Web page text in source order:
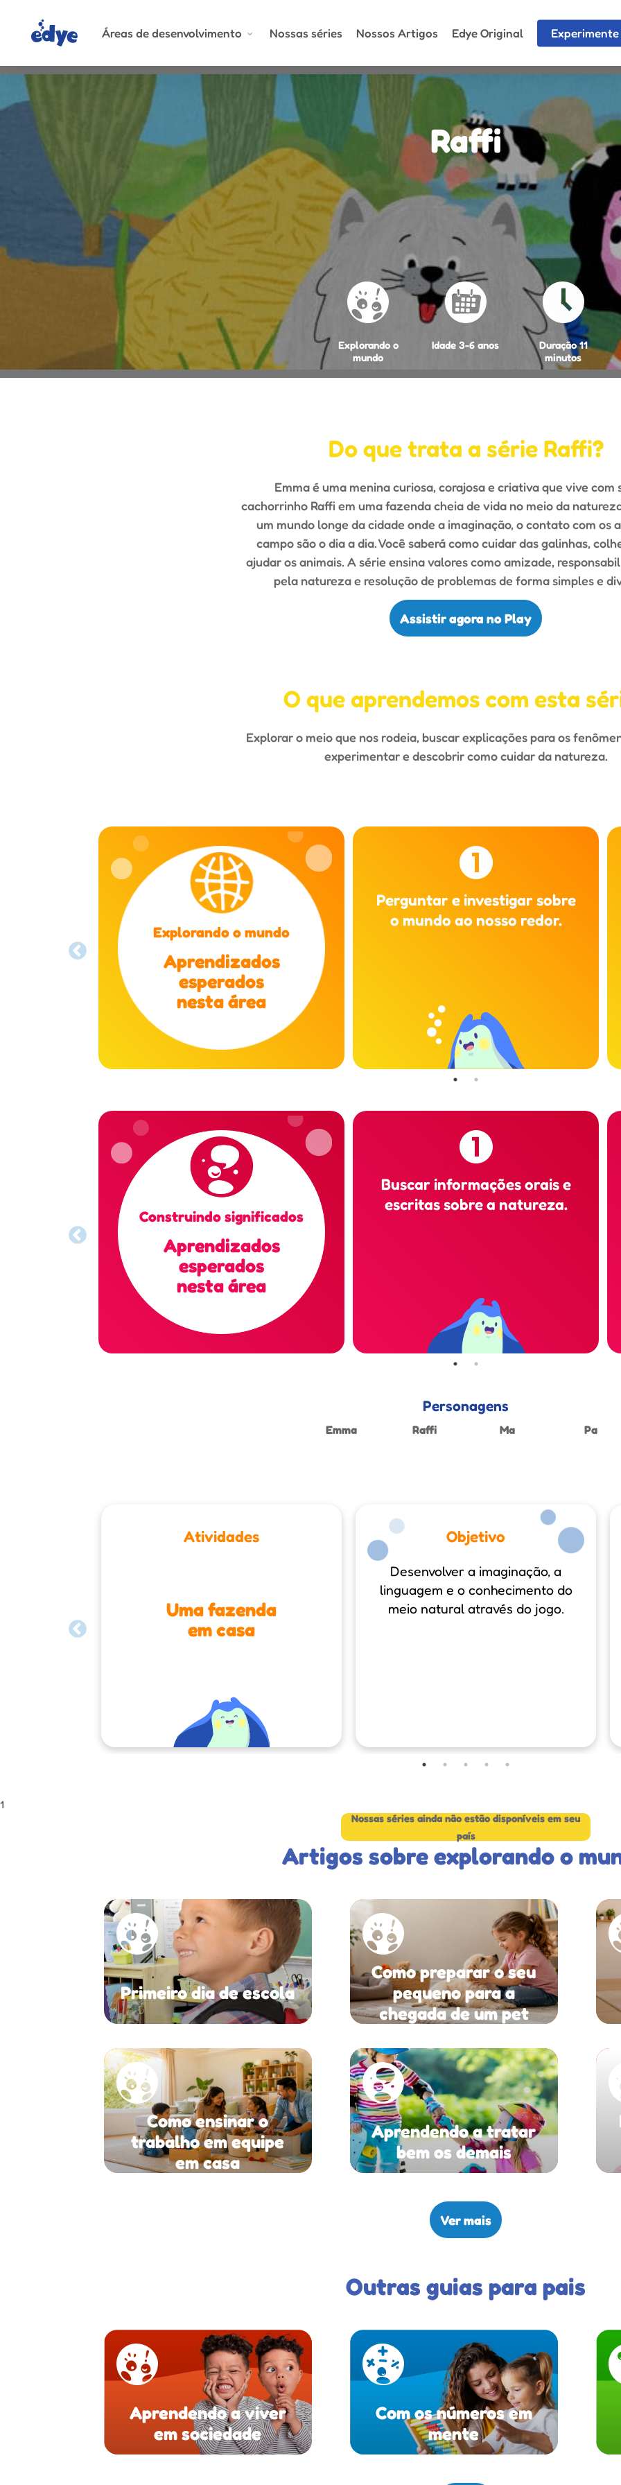
Áreas de desenvolvimento Nossas séries Nossos Artigos Edye Original
Raffi
Explorando o
mundo
Idade 3-6 anos
Duração 11
minutos
Do que trata a série Raffi?
Emma é uma menina curiosa, corajosa e criativa que vive com
cachorrinho Raffi em uma fazenda cheia de vida no meio da
um mundo longe da cidade onde a imaginação, o contato com os
campo são o dia a dia. Você saberá como cuidar das galinhas,
ajudar os animais. A série ensina valores como amizade,
pela natureza e resolução de problemas de forma simples e
Assistir agora no Play
O que aprendemos com esta
Explorar o meio que nos rodeia, buscar explicações para os
experimentar e descobrir como cuidar da natureza.
Explorando o mundo
Aprendizados
esperados
nesta área
Perguntar e investigar sobre
o mundo ao nosso redor.
Construindo significados
Aprendizados
esperados
nesta área
Buscar informações orais e
escritas sobre a natureza.
Personagens
Emma Raffi Ma Pa
Atividades
Uma fazenda
em casa
Objetivo
Desenvolver a imaginação, a
linguagem e o conhecimento do
meio natural através do jogo.
1
Nossas séries ainda não estão disponíveis em seu
país
Artigos sobre explorando o
Primeiro dia de escola
Como preparar o seu
pequeno para a
chegada de um pet
Como ensinar o
trabalho em equipe
em casa
Aprendendo a tratar
bem os demais
Ver mais
Outras guias para pais
Aprendendo a viver
em sociedade
Com os números em
mente